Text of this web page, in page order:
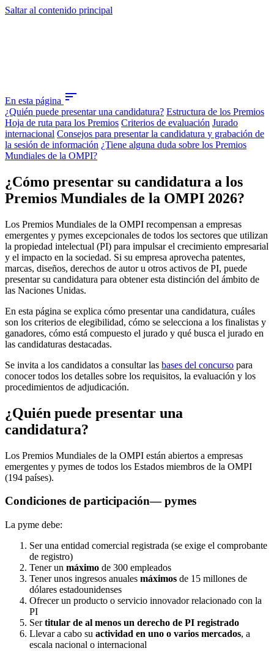
Saltar al contenido principal
En esta página sort
¿Quién puede presentar una candidatura? Estructura de los Premios
Hoja de ruta para los Premios Criterios de evaluación Jurado
internacional Consejos para presentar la candidatura y grabación de
la sesión de información ¿Tiene alguna duda sobre los Premios
Mundiales de la OMPI?
¿Cómo presentar su candidatura a los
Premios Mundiales de la OMPI 2026?
Los Premios Mundiales de la OMPI recompensan a empresas
emergentes y pymes excepcionales de todos los sectores que utilizan
la propiedad intelectual (PI) para impulsar el crecimiento empresarial
y el impacto en la sociedad. Si su empresa aprovecha patentes,
marcas, diseños, derechos de autor u otros activos de PI, puede
presentar su candidatura para obtener esta distinción del ámbito de
las Naciones Unidas.
En esta página se explica cómo presentar una candidatura, cuáles
son los criterios de elegibilidad, cómo se selecciona a los finalistas y
ganadores, cómo está compuesto el jurado y qué busca el jurado en
las candidaturas destacadas.
Se invita a los candidatos a consultar las bases del concurso para
conocer todos los detalles sobre los requisitos, la evaluación y los
procedimientos de adjudicación.
¿Quién puede presentar una
candidatura?
Los Premios Mundiales de la OMPI están abiertos a empresas
emergentes y pymes de todos los Estados miembros de la OMPI
(194 países).
Condiciones de participación— pymes
La pyme debe:
Ser una entidad comercial registrada (se exige el comprobante
de registro)
Tener un máximo de 300 empleados
Tener unos ingresos anuales máximos de 15 millones de
dólares estadounidenses
Ofrecer un producto o servicio innovador relacionado con la
PI
Sertitular de al menos un derecho de PI registrado
Llevar a cabo su actividad en uno o varios mercados, a
escala nacional o internacional